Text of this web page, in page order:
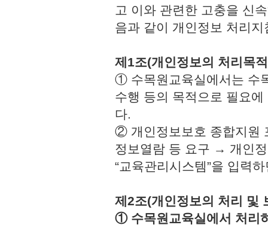
고 이와 관련한 고충을 신
음과 같이 개인정보 처리
제1조(개인정보의 처리목
① 수목원교육실에서는 수
수행 등의 목적으로 필요
다.
② 개인정보보호 종합지원
정보열람 등 요구 → 개인
“교육관리시스템”을 입력
제2조(개인정보의 처리 및
① 수목원교육실에서 처리